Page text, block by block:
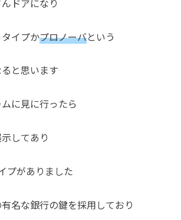
ドアになり
イプかプロノーバという
と思います
に見に行ったら
してあり
プがありました
名な銀行の鍵を採用しており